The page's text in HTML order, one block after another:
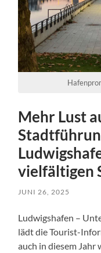
Mehr Lust
vielfältigen
JUNI 26, 2025
Ludwigshafen –
lädt die Tourist-
auch in diesem Jahr